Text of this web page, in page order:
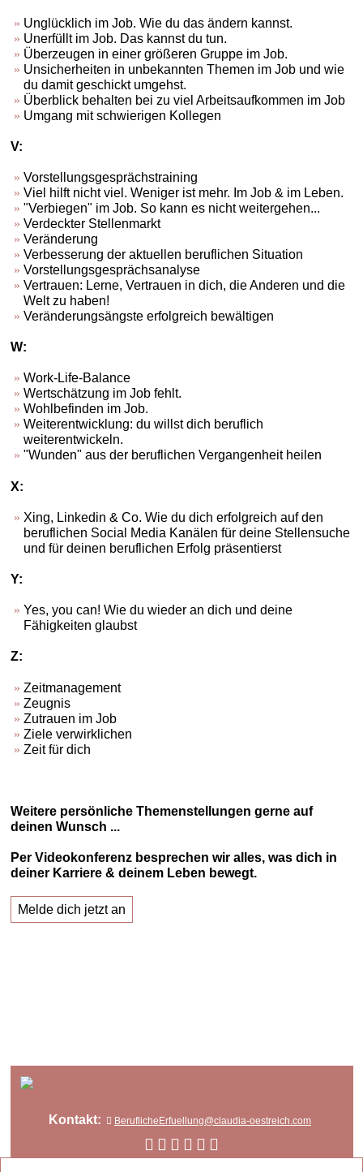
Unglücklich im Job. Wie du das ändern kannst.
Unerfüllt im Job. Das kannst du tun.
Überzeugen in einer größeren Gruppe im Job.
Unsicherheiten in unbekannten Themen im Job und wie
du damit geschickt umgehst.
Überblick behalten bei zu viel Arbeitsaufkommen im Job
Umgang mit schwierigen Kollegen
V:
Vorstellungsgesprächstraining
Viel hilft nicht viel. Weniger ist mehr. Im Job & im Leben.
"Verbiegen" im Job. So kann es nicht weitergehen...
Verdeckter Stellenmarkt
Veränderung
Verbesserung der aktuellen beruflichen Situation
Vorstellungsgesprächsanalyse
Vertrauen: Lerne, Vertrauen in dich, die Anderen und die
Welt zu haben!
Veränderungsängste erfolgreich bewältigen
W:
Work-Life-Balance
Wertschätzung im Job fehlt.
Wohlbefinden im Job.
Weiterentwicklung: du willst dich beruflich
weiterentwickeln.
"Wunden" aus der beruflichen Vergangenheit heilen
X:
Xing, Linkedin & Co. Wie du dich erfolgreich auf den
beruflichen Social Media Kanälen für deine Stellensuche
und für deinen beruflichen Erfolg präsentierst
Y:
Yes, you can! Wie du wieder an dich und deine
Fähigkeiten glaubst
Z:
Zeitmanagement
Zeugnis
Zutrauen im Job
Ziele verwirklichen
Zeit für dich
Weitere persönliche Themenstellungen gerne auf
deinen Wunsch ...
Per Videokonferenz besprechen wir alles, was dich in
deiner Karriere & deinem Leben bewegt.
Melde dich jetzt an
Kontakt: BeruflicheErfuellung@claudia-oestreich.com